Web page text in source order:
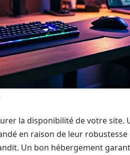
la disponibilité de votre site.
en raison de leur
Un bon hébergement